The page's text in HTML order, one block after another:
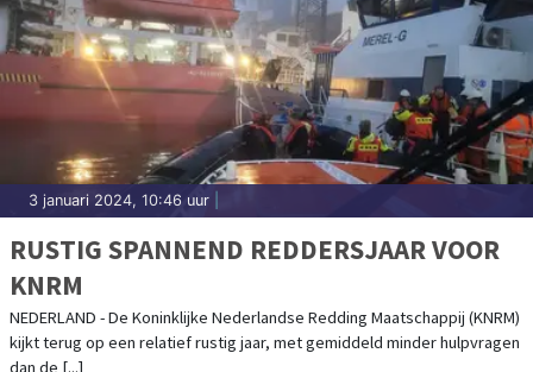
3 januari 2024, 10:46 uur
RUSTIG SPANNEND REDDERSJAAR VOOR
KNRM
NEDERLAND - De Koninklijke Nederlandse Redding Maatschappij (KNRM)
kijkt terug op een relatief rustig jaar, met gemiddeld minder hulpvragen
dan de [...]